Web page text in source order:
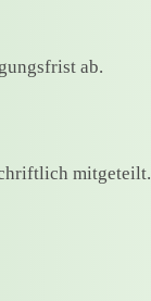
ab.
mitgeteilt.